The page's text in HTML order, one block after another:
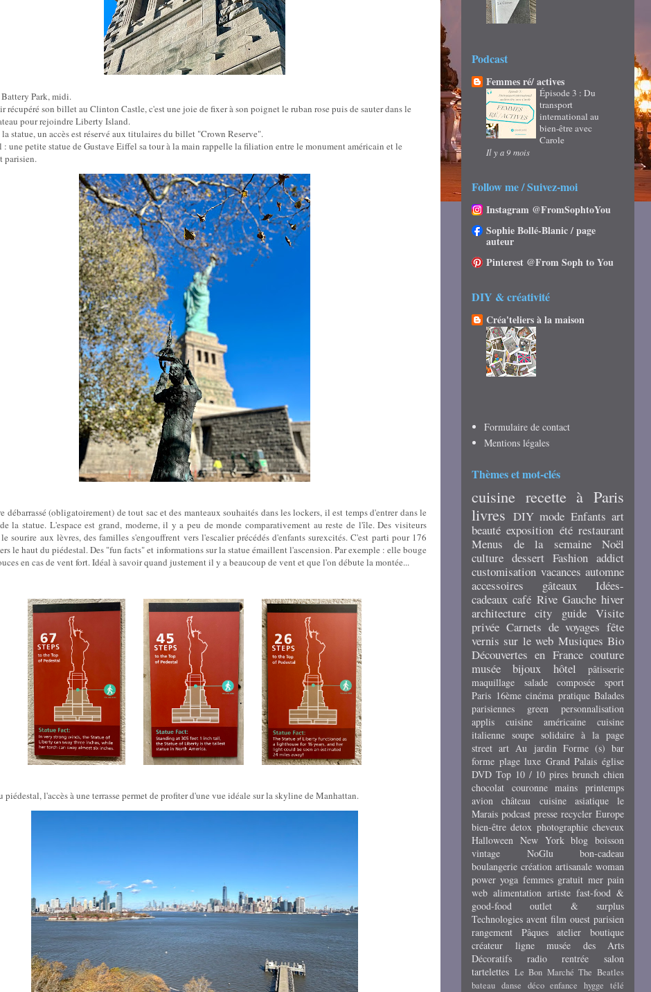
Park, midi.
récupéré son billet au Clinton Castle, c'est une joie de fixer à son poignet le ruban rose puis de sauter dans le
pour rejoindre Liberty Island.
statue, un accès est réservé aux titulaires du billet "Crown Reserve".
une petite statue de Gustave Eiffel sa tour à la main rappelle la filiation entre le monument américain et le
parisien.
débarrassé (obligatoirement) de tout sac et des manteaux souhaités dans les lockers, il est temps d'entrer dans le
la statue. L'espace est grand, moderne, il y a peu de monde comparativement au reste de l'île. Des visiteurs
sourire aux lèvres, des familles s'engouffrent vers l'escalier précédés d'enfants surexcités. C'est parti pour 176
le haut du piédestal. Des "fun facts" et informations sur la statue émaillent l'ascension. Par exemple : elle bouge
en cas de vent fort. Idéal à savoir quand justement il y a beaucoup de vent et que l'on débute la montée...
piédestal, l'accès à une terrasse permet de profiter d'une vue idéale sur la skyline de Manhattan.
Podcast
Femmes ré/ actives
Épisode 3 : Du
transport
international au
bien-être avec
Carole
Il y a 9 mois
Follow me / Suivez-moi
Instagram @FromSophtoYou
Sophie Bollé-Blanic / page
auteur
Pinterest @From Soph to You
DIY & créativité
Créa'teliers à la maison
Formulaire de contact
Mentions légales
Thèmes et mot-clés
cuisine recette à Paris
livres DIY mode Enfants art
beauté exposition été restaurant
Menus de la semaine
Noël
culture dessert Fashion addict
customisation vacances automne
accessoires
gâteaux
Idées-
cadeaux café Rive Gauche hiver
architecture city guide Visite
privée Carnets de voyages fête
vernis sur le web Musiques Bio
Découvertes en France couture
musée
bijoux hôtel
pâtisserie
maquillage
salade composée
sport
Paris 16ème cinéma pratique Balades
parisiennes
green
personnalisation
applis
cuisine américaine
cuisine
italienne soupe solidaire à la page
street art Au jardin Forme (s) bar
forme plage luxe Grand Palais église
DVD Top 10 / 10 pires brunch chien
chocolat couronne mains printemps
avion
château cuisine asiatique
le
Marais podcast presse recycler Europe
bien-être detox photographie cheveux
Halloween New York blog boisson
vintage
NoGlu
bon-cadeau
boulangerie création artisanale woman
power yoga femmes gratuit mer pain
web alimentation artiste fast-food &
good-food
outlet & surplus
Technologies avent film ouest parisien
rangement
Pâques atelier
boutique
créateur
ligne
musée des Arts
Décoratifs
radio rentrée
salon
tartelettes Le Bon Marché The Beatles
bateau danse déco enfance hygge télé